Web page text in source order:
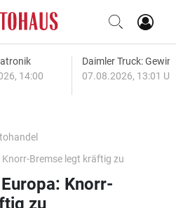
14:00
Daimler Truck:
07.08.2026, 13:01
Bremse legt kräftig zu
Knorr-
zu